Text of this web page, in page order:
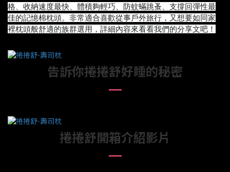
格、收納速度最快、體積夠輕巧、防蚊蟎跳蚤、支撐回彈性最
佳的記憶棉枕頭。非常適合喜歡從事戶外旅行，又想要如同家
裡枕頭般舒適的族群選用，詳細內容來看看我們的分享文吧！
告訴你捲捲舒好睡的秘密
捲捲舒開箱介紹影片